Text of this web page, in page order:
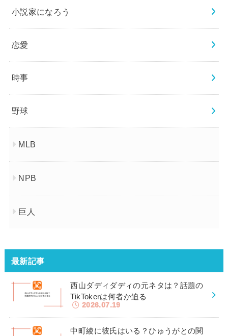
小説家になろう
恋愛
時事
野球
MLB
NPB
巨人
最新記事
西山ダディダディの元ネタは？話題の
TikTokerは何者か迫る
2026.07.19
中町綾に彼氏はいる？ひゅうがとの関